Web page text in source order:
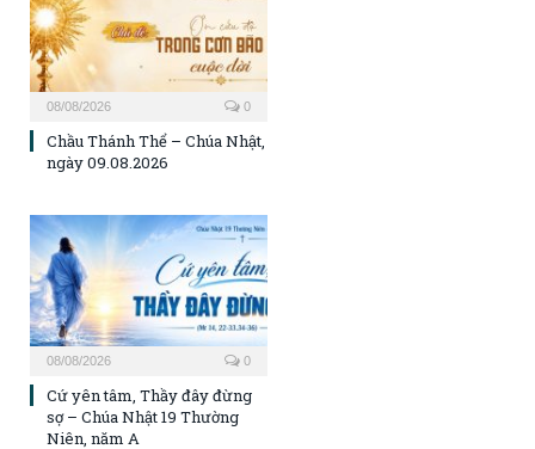
08/08/2026 0
Chầu Thánh Thể – Chúa Nhật,
ngày 09.08.2026
08/08/2026 0
Cứ yên tâm, Thầy đây đừng
sợ – Chúa Nhật 19 Thường
Niên, năm A